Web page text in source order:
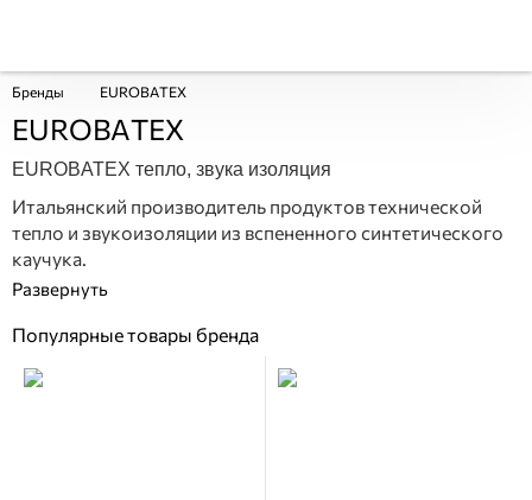
Бренды EUROBATEX
EUROBATEX
EUROBATEX тепло, звука изоляция
Итальянский производитель продуктов технической
тепло и звукоизоляции из вспененного синтетического
каучука.
Популярные товары бренда